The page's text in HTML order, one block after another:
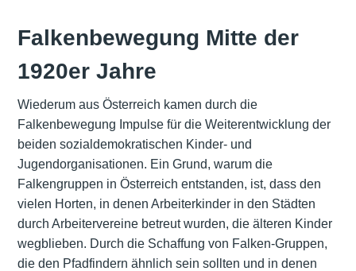
Falkenbewegung Mitte der
1920er Jahre
Wiederum aus Österreich kamen durch die
Falkenbewegung Impulse für die Weiterentwicklung der
beiden sozialdemokratischen Kinder- und
Jugendorganisationen. Ein Grund, warum die
Falkengruppen in Österreich entstanden, ist, dass den
vielen Horten, in denen Arbeiterkinder in den Städten
durch Arbeitervereine betreut wurden, die älteren Kinder
wegblieben. Durch die Schaffung von Falken-Gruppen,
die den Pfadfindern ähnlich sein sollten und in denen